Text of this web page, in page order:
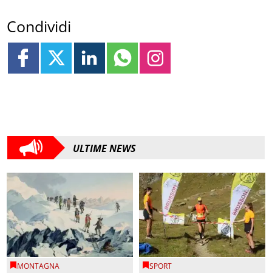
Condividi
ULTIME NEWS
MONTAGNA SPORT